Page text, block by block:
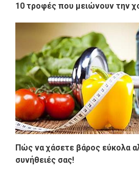
10 τροφές που μειώνουν την
Πώς να χάσετε βάρος εύκολα
συνήθειές σας!